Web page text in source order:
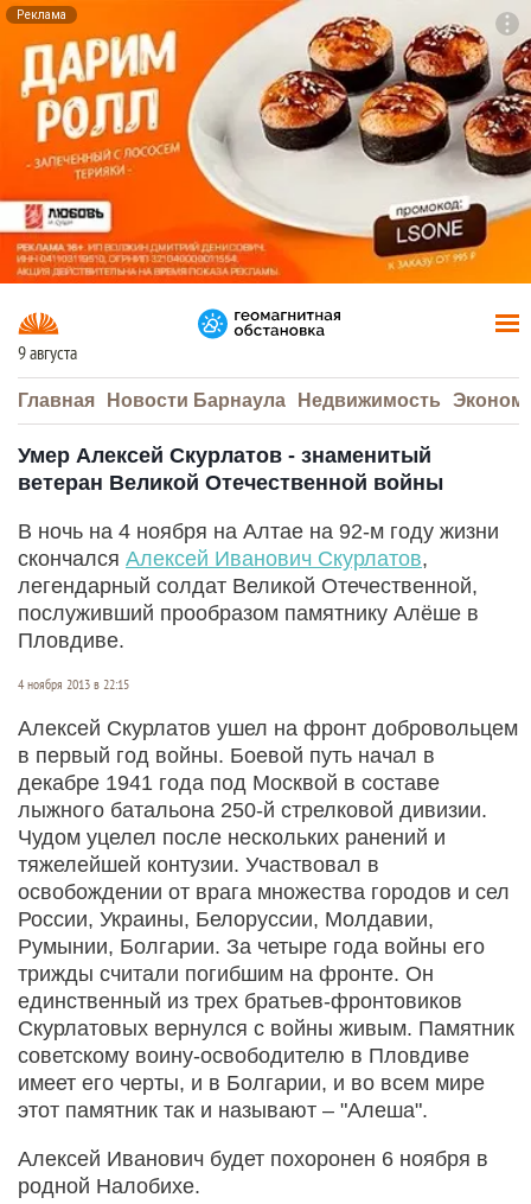
Реклама
9 августа
Главная Новости Барнаула Недвижимость
Умер Алексей Скурлатов - знаменитый
ветеран Великой Отечественной войны
В ночь на 4 ноября на Алтае на 92-м году жизни
скончался Алексей Иванович Скурлатов,
легендарный солдат Великой Отечественной,
послуживший прообразом памятнику Алёше в
Пловдиве.
4 ноября 2013 в 22:15
Алексей Скурлатов ушел на фронт добровольцем
в первый год войны. Боевой путь начал в
декабре 1941 года под Москвой в составе
лыжного батальона 250-й стрелковой дивизии.
Чудом уцелел после нескольких ранений и
тяжелейшей контузии. Участвовал в
освобождении от врага множества городов и сел
России, Украины, Белоруссии, Молдавии,
Румынии, Болгарии. За четыре года войны его
трижды считали погибшим на фронте. Он
единственный из трех братьев-фронтовиков
Скурлатовых вернулся с войны живым. Памятник
советскому воину-освободителю в Пловдиве
имеет его черты, и в Болгарии, и во всем мире
этот памятник так и называют – "Алеша".
Алексей Иванович будет похоронен 6 ноября в
родной Налобихе.